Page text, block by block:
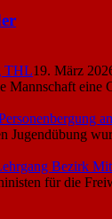
THL19. März
Mannschaft
Jugendübung
Bezirk
für die